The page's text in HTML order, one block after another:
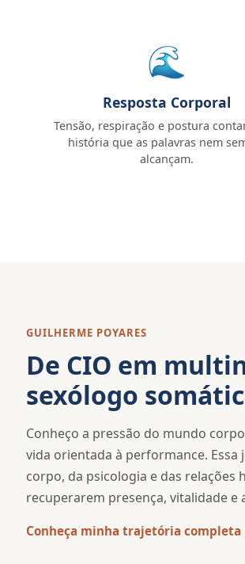
🌊
Resposta Corporal
Tensão, respiração e postura
história que as palavras nem
alcançam.
GUILHERME POYARES
De CIO em
sexólogo
Conheço a pressão do mundo
vida orientada à performance.
corpo, da psicologia e das relações
recuperarem presença, vitalidade e
Conheça minha trajetória